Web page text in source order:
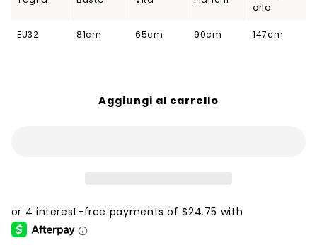
orlo
EU32 81cm 65cm 90cm 147cm
Aggiungi al carrello